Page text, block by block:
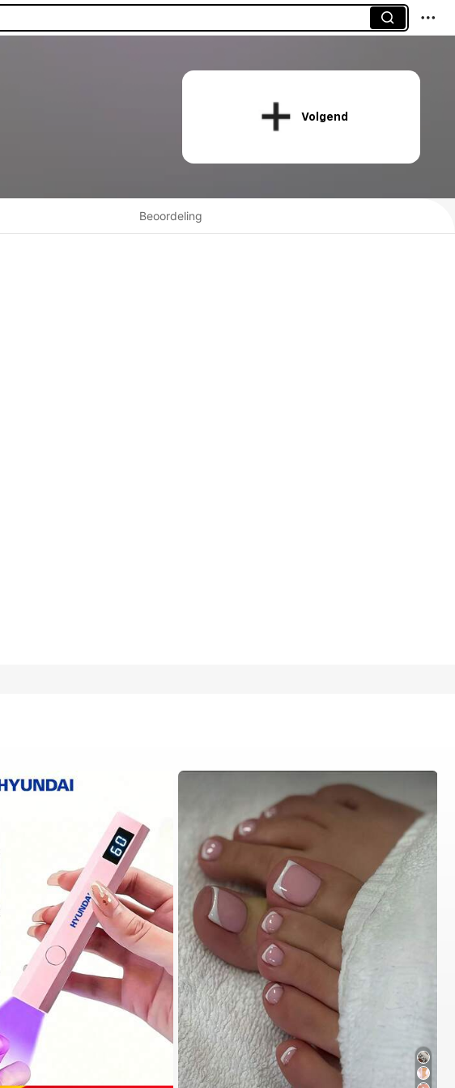
Volgend
Beoordeling